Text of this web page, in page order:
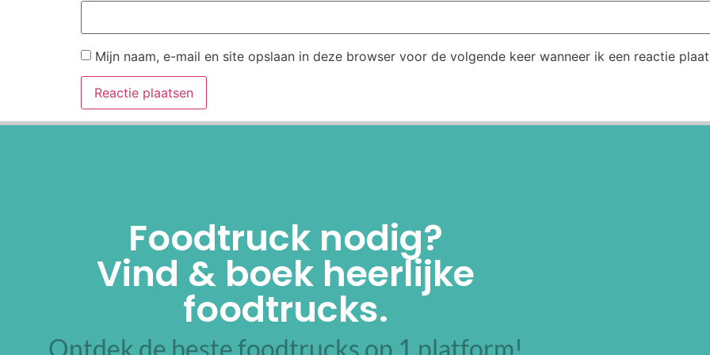
Mijn naam, e-mail en site opslaan in deze browser voor de volgende keer wanneer ik een reactie
Foodtruck nodig?
Vind & boek heerlijke
foodtrucks.
Ontdek de beste foodtrucks op 1 platform!